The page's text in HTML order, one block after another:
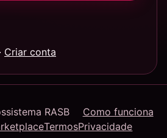
· Criar conta
RASB
Como funciona
TermosPrivacidade